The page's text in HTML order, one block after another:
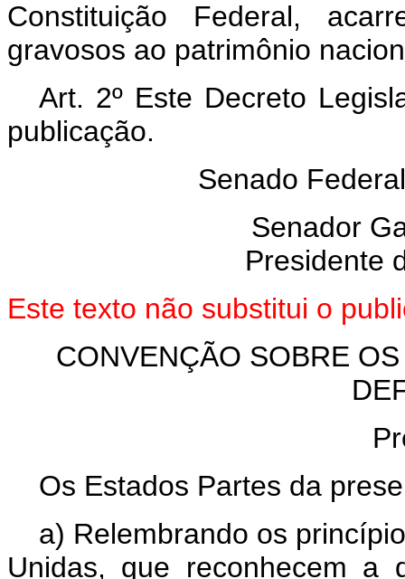
Constituição Federal,
gravosos ao patrimônio
Art. 2º Este Decreto
publicação.
Senado
Senador
Presidente
Este texto não substitui o
CONVENÇÃO SOBRE
Os Estados Partes da
a) Relembrando os
Unidas, que reconhecem